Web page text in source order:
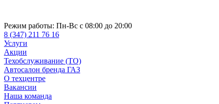
Режим работы: Пн-Вс с 08:00 до 20:00
8 (347) 211 76 16
Услуги
Акции
Техобслуживание (ТО)
Автосалон бренда ГАЗ
О техцентре
Вакансии
Наша команда